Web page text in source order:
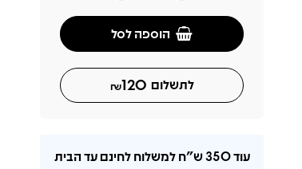
הוספה לסל
לתשלום 120
₪
עוד350 ש"ח למשלוח לחינם עד הבית